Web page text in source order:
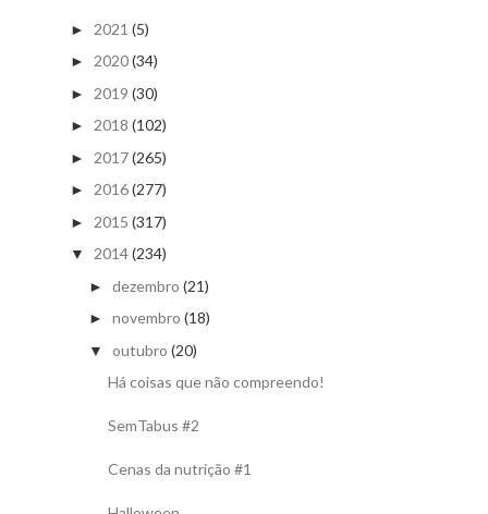
► 2021 (5)
► 2020(34)
► 2019 (30)
► 2018 (102)
► 2017(265)
► 2016(277)
► 2015 (317)
▼ 2014(234)
► dezembro (21)
► novembro (18)
▼ outubro (20)
Há coisas que não compreendo!
SemTabus #2
Cenas da nutrição #1